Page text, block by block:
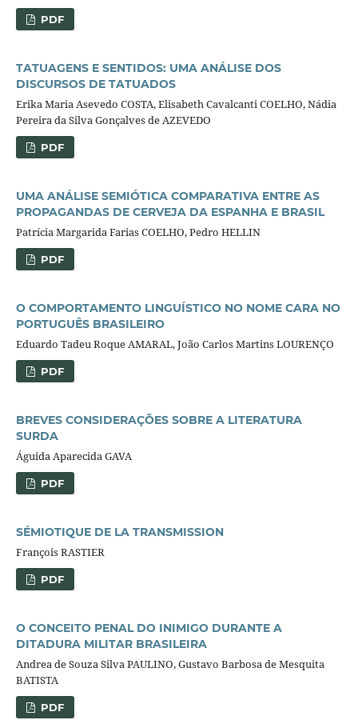
PDF
TATUAGENS E SENTIDOS: UMA ANÁLISE DOS
DISCURSOS DE TATUADOS
Erika Maria Asevedo COSTA, Elisabeth Cavalcanti COELHO, Nádia
Pereira da Silva Gonçalves de AZEVEDO
PDF
UMA ANÁLISE SEMIÓTICA COMPARATIVA ENTRE AS
PROPAGANDAS DE CERVEJA DA ESPANHA E BRASIL
Patrícia Margarida Farias COELHO, Pedro HELLIN
PDF
O COMPORTAMENTO LINGUÍSTICO NO NOME CARA NO
PORTUGUÊS BRASILEIRO
Eduardo Tadeu Roque AMARAL, João Carlos Martins LOURENÇO
PDF
BREVES CONSIDERAÇÕES SOBRE A LITERATURA
SURDA
Águida Aparecida GAVA
PDF
SÉMIOTIQUE DE LA TRANSMISSION
François RASTIER
PDF
O CONCEITO PENAL DO INIMIGO DURANTE A
DITADURA MILITAR BRASILEIRA
Andrea de Souza Silva PAULINO, Gustavo Barbosa de Mesquita
BATISTA
PDF